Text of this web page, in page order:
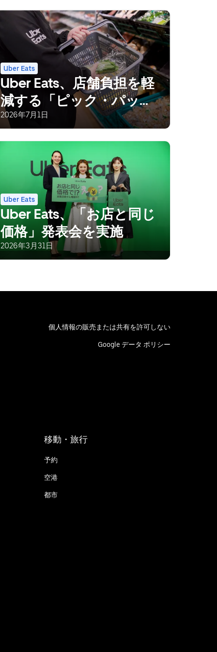
Uber Eats
Uber Eats、店舗負担を軽
減する「ピック・パッ
ク・ペイ（PPP）」導入
2026年7月1日
Uber Eats
Uber Eats、「お店と同じ
価格」発表会を実施
2026年3月31日
個人情報の販売または共有を許可しない
Google データ ポリシー
移動・旅行
予約
空港
都市